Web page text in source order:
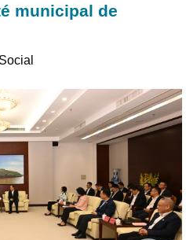
municipal de